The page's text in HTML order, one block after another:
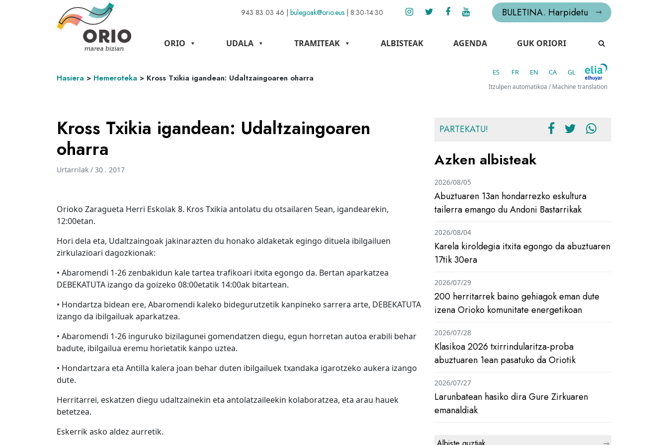
943 83 03 46 | bulegoak@orio.eus | 8:30-14:30 BULETINA. Harpidetu
ORIO UDALA TRAMITEAK ALBISTEAK AGENDA GUK ORIORI
Hasiera > Hemeroteka > Kross Txikia igandean: Udaltzaingoaren oharra
ES FR EN CA GL
Itzulpen automatikoa / Machine translation
Kross Txikia igandean: Udaltzaingoaren
oharra
Urtarrilak / 30 . 2017
Orioko Zaragueta Herri Eskolak 8. Kros Txikia antolatu du otsailaren 5ean, igandearekin,
12:00etan.
Hori dela eta, Udaltzaingoak jakinarazten du honako aldaketak egingo dituela ibilgailuen
zirkulazioari dagozkionak:
• Abaromendi 1-26 zenbakidun kale tartea trafikoari itxita egongo da. Bertan aparkatzea
DEBEKATUTA izango da goizeko 08:00etatik 14:00ak bitartean.
• Hondartza bidean ere, Abaromendi kaleko bidegurutzetik kanpineko sarrera arte, DEBEKATUTA
izango da ibilgailuak aparkatzea.
• Abaromendi 1-26 inguruko bizilagunei gomendatzen diegu, egun horretan autoa erabili behar
badute, ibilgailua eremu horietatik kanpo uztea.
• Hondartzara eta Antilla kalera joan behar duten ibilgailuek txandaka igarotzeko aukera izango
dute.
Herritarrei, eskatzen diegu udaltzainekin eta antolatzaileekin kolaboratzea, eta arau hauek
betetzea.
Eskerrik asko aldez aurretik.
PARTEKATU!
Azken albisteak
Abuztuaren 13an hondarrezko eskultura
tailerra emango du Andoni Bastarrikak
2026/08/05
Karela kiroldegia itxita egongo da abuztuaren
17tik 30era
2026/08/04
200 herritarrek baino gehiagok eman dute
izena Orioko komunitate energetikoan
2026/07/29
Klasikoa 2026 txirrindularitza-proba
abuztuaren 1ean pasatuko da Oriotik
2026/07/28
Larunbatean hasiko dira Gure Zirkuaren
emanaldiak
2026/07/27